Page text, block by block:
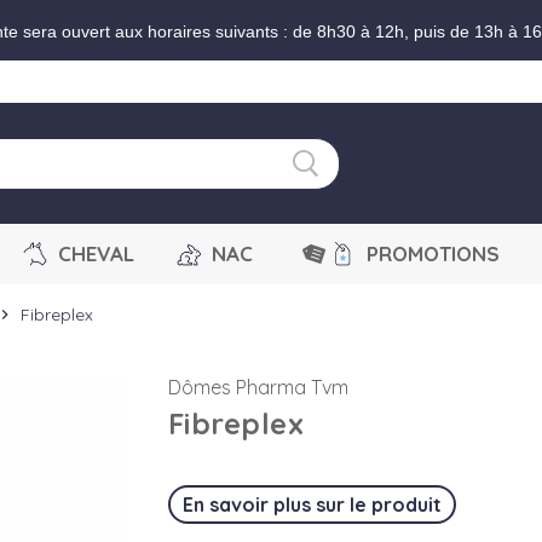
sera ouvert aux horaires suivants : de 8h30 à 12h, puis de 13h à
CHEVAL NAC PROMOTIONS
chevron_right Fibreplex
Dômes Pharma Tvm
Fibreplex
En savoir plus sur le produit